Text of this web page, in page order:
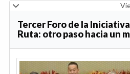
Tercer Foro de la
Ruta: otro paso hacia un